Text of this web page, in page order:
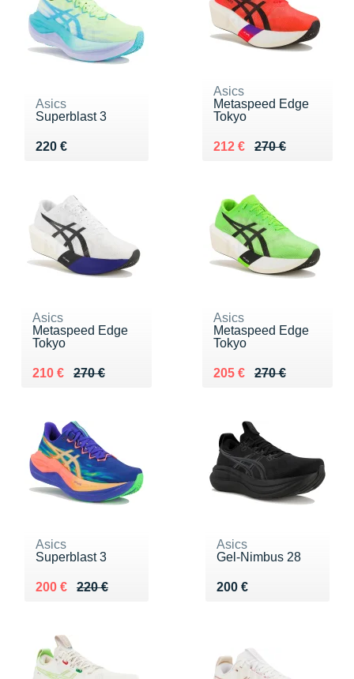
Asics
Superblast 3
220 €
Vendu 220 €
Asics
Metaspeed Edge
Tokyo
270 €
Au lieu de 270 €
212 €
Vendu 212 €
Asics
Metaspeed Edge
Tokyo
270 €
Au lieu de 270 €
210 €
Vendu 210 €
Asics
Metaspeed Edge
Tokyo
270 €
Au lieu de 270 €
205 €
Vendu 205 €
Asics
Superblast 3
220 €
Au lieu de 220 €
200 €
Vendu 200 €
Asics
Gel-Nimbus 28
200 €
Vendu 200 €